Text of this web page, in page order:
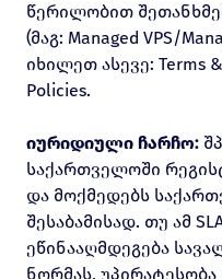
წერილობით
(მაგ: Managed VPS/
იხილეთ ასევე: Terms
Policies.
იურიდიული ჩარჩო:
საქართველოში
და მოქმედებს
შესაბამისად. თუ ამ
ეწინააღმდეგება
ნორმას, უპირატესობა